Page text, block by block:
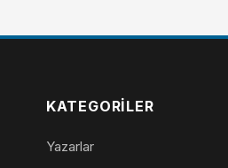
KATEGORILER
Yazarlar